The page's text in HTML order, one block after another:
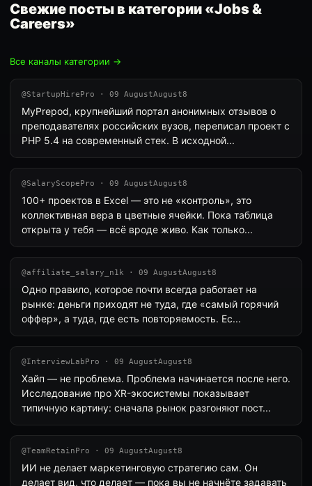
Свежие посты в категории «Jobs &
Careers»
Все каналы категории →
@StartupHirePro · 09 AugustAugust8
MyPrepod, крупнейший портал анонимных отзывов о
преподавателях российских вузов, переписал проект с
PHP 5.4 на современный стек. В исходной...
@SalaryScopePro · 09 AugustAugust8
100+ проектов в Excel — это не «контроль», это
коллективная вера в цветные ячейки. Пока таблица
открыта у тебя — всё вроде живо. Как только...
@affiliate_salary_n1k · 09 AugustAugust8
Одно правило, которое почти всегда работает на
рынке: деньги приходят не туда, где «самый горячий
оффер», а туда, где есть повторяемость. Ес...
@InterviewLabPro · 09 AugustAugust8
Хайп — не проблема. Проблема начинается после него.
Исследование про XR-экосистемы показывает
типичную картину: сначала рынок разгоняют пост...
@TeamRetainPro · 09 AugustAugust8
ИИ не делает маркетинговую стратегию сам. Он
делает вид, что делает — пока вы не начнёте задавать